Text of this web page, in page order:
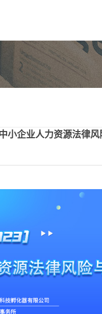
小企业人力资源法律